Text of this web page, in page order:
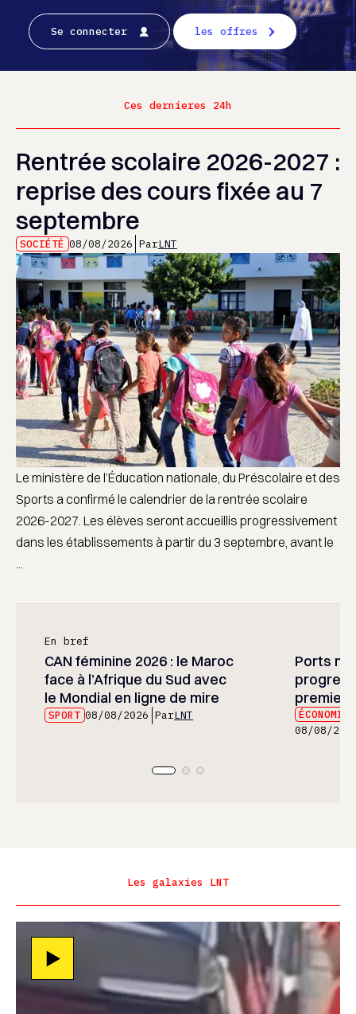
Se connecter les offres
Ces dernieres 24h
Rentrée scolaire 2026-2027 :
reprise des cours fixée au 7
septembre
SOCIÉTÉ 08/08/2026 ParLNT
Le ministère de l’Éducation nationale, du Préscolaire et des
Sports a confirmé le calendrier de la rentrée scolaire
2026-2027. Les élèves seront accueillis progressivement
dans les établissements à partir du 3 septembre, avant le
En bref
CAN féminine 2026 : le Maroc
face à l’Afrique du Sud avec
le Mondial en ligne de mire
SPORT 08/08/2026 ParLNT
Ports
premier
08/08/
Les galaxies LNT